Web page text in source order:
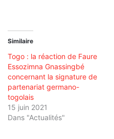
Similaire
Togo : la réaction de Faure
Essozimna Gnassingbé
concernant la signature de
partenariat germano-
togolais
15 juin 2021
Dans "Actualités"